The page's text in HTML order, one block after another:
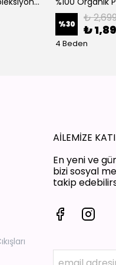
%30 ₺
₺
4 Beden
AİLEMİZE
En yeni ve
bizi sosyal
takip